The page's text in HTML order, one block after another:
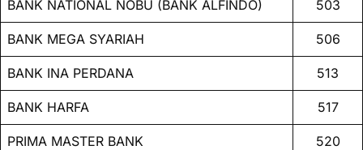
BANK NATIONAL NOBU (BANK ALFINDO) 503
BANK MEGA SYARIAH 506
BANK INA PERDANA 513
BANK HARFA 517
PRIMA MASTER BANK 520